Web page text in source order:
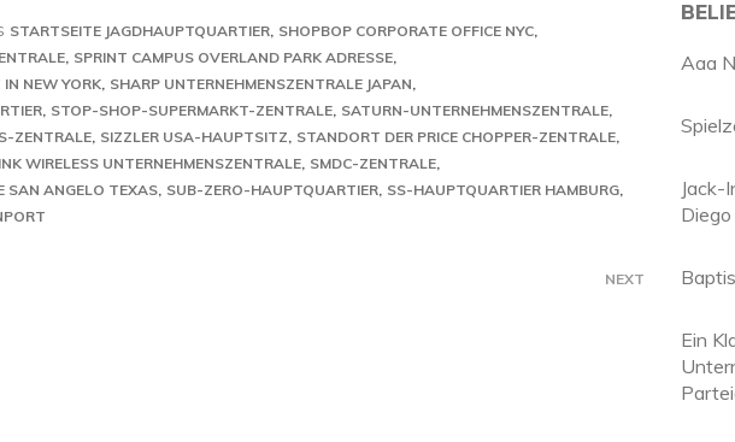
STARTSEITE JAGDHAUPTQUARTIER SHOPBOP CORPORATE OFFICE NYC
SPRINT CAMPUS OVERLAND PARK ADRESSE
NEW YORK SHARP UNTERNEHMENSZENTRALE JAPAN
STOP-SHOP-SUPERMARKT-ZENTRALE SATURN-UNTERNEHMENSZENTRALE
ZENTRALE SIZZLER USA-HAUPTSITZ STANDORT DER PRICE CHOPPER-ZENTRALE
WIRELESS UNTERNEHMENSZENTRALE SMDC-ZENTRALE
SAN ANGELO TEXAS SUB-ZERO-HAUPTQUARTIER SS-HAUPTQUARTIER HAMBURG
NEXT
Aaa
Jack-
Diego
Ein